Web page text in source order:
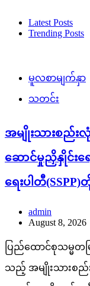
အမျိုးသားစည်းလုံ
ရေးပါတီ
admin
ပြည်ထောင်စုသမ္မတမ
သည့် အမျိုးသားစည်း
ဆောင်မှုဗဟိုကော်မတီသ
ပြဿနာကို နိုင်ငံရေ
ယုံကြည်ပြီး နိုင်ငံတေ
ရေးတို့အတွက် ငြိမ်းခ
အထည်ဖော်ဆောင်